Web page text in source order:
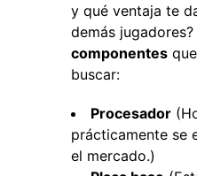
y qué ventaja te
demás
componentes
buscar:
Procesador
prácticamente se
el mercado.)